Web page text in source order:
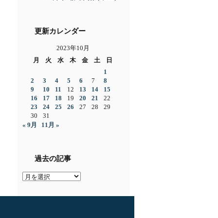
更新カレンダー
2023年10月
月
火 水 木 金 土
日
1
2
3 4 5 6 7
8
9
10 11 12 13 14
15
16
17 18 19 20 21
22
23
24 25 26 27 28
29
30
31
« 9月
11月 »
過去の記事
過